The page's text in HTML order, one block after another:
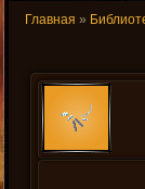
Главная »